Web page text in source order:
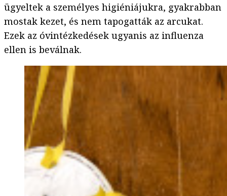
ügyeltek a személyes higiéniájukra, gyakrabban
mostak kezet, és nem tapogatták az arcukat.
Ezek az óvintézkedések ugyanis az influenza
ellen is beválnak.